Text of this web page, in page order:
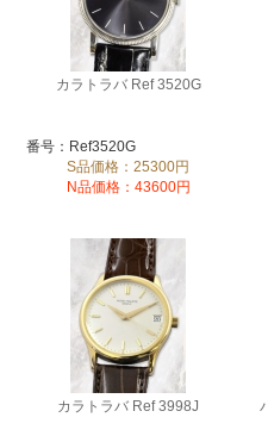
カラトラバ Ref 3520G
番号：Ref3520G
S品価格：25300円
N品価格：43600円
カラトラバ Ref 3998J